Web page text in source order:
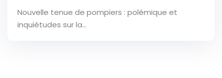
Nouvelle tenue de pompiers : polémique et
inquiétudes sur la...